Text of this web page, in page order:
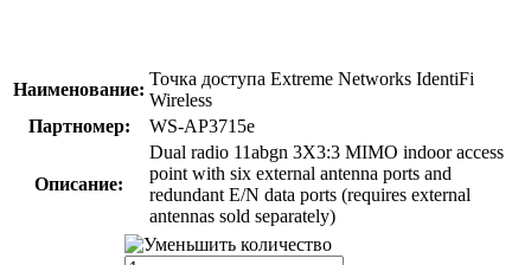
Наименование:
Точка доступа Extreme Networks IdentiFi
Wireless
Партномер:
WS-AP3715e
Описание:
Dual radio 11abgn 3X3:3 MIMO indoor access
point with six external antenna ports and
redundant E/N data ports (requires external
antennas sold separately)